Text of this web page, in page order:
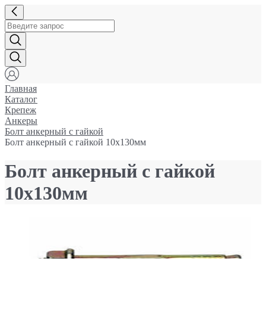
Главная
Каталог
Крепеж
Анкеры
Болт анкерный с гайкой
Болт анкерный с гайкой 10х130мм
Болт анкерный с гайкой
10х130мм